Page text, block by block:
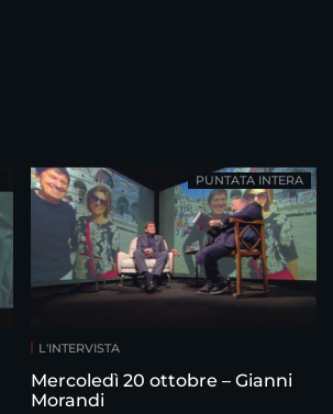
L'INTERVISTA
Mercoledì 20 ottobre – Gianni
Morandi
PUNTATA INTERA